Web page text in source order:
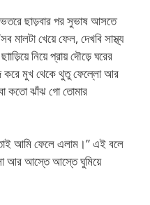
ছাড়বার পর সুভাষ আসতে
মালটা খেয়ে ফেল, দেখবি সাস্থ্য
নিয়ে প্রায় দৌড়ে ঘরের
করে মুখ থেকে থুতু ফেল্লো আর
কতো ঝাঁঝ গো তোমার
আমি ফেলে এলাম।” এই বলে
আর আস্তে আস্তে ঘুমিয়ে